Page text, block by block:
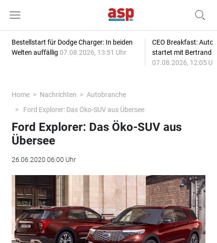
Bestellstart für Dodge Charger: In beiden
Welten auffällig 07.08.2026, 13:51 Uhr
CEO Breakfast:
startet mit Bertrand
07.08.2026, 12:05
Home Nachrichten
Autobranche
Ford Explorer: Das Öko-SUV aus Übersee
Ford Explorer: Das Öko-SUV aus
Übersee
26.06.2020 06:00 Uhr